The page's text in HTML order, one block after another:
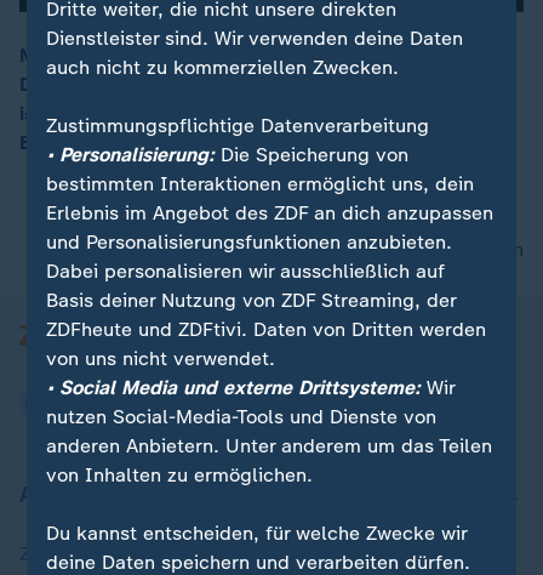
Mehr als die Hälfte der über 80-Jährigen in
Deutschland ist offline und nutzt nie das Internet. Das
ist das Ergebnis einer Studie des Branchenverbands
Bitkom.
nach oben
Zuletzt veröffentlicht
Dritte weiter, die nicht unsere direkten
Dienstleister sind. Wir verwenden deine Daten
auch nicht zu kommerziellen Zwecken.
Zustimmungspflichtige Datenverarbeitung
• Personalisierung:Die Speicherung von
bestimmten Interaktionen ermöglicht uns, dein
Erlebnis im Angebot des ZDF an dich anzupassen
und Personalisierungsfunktionen anzubieten.
Dabei personalisieren wir ausschließlich auf
Basis deiner Nutzung von ZDF Streaming, der
ZDFheute und ZDFtivi. Daten von Dritten werden
von uns nicht verwendet.
• Social Media und externe Drittsysteme:Wir
nutzen Social-Media-Tools und Dienste von
anderen Anbietern. Unter anderem um das Teilen
von Inhalten zu ermöglichen.
Du kannst entscheiden, für welche Zwecke wir
deine Daten speichern und verarbeiten dürfen.